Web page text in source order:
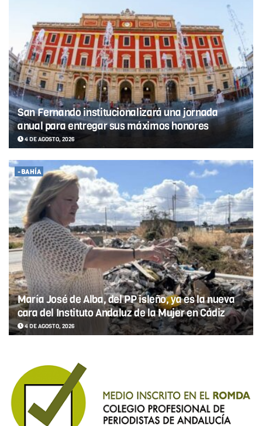
San Fernando institucionalizará una jornada
anual para entregar sus máximos honores
4 DE AGOSTO, 2026
-BAHÍA
María José de Alba, del PP isleño, ya es la nueva
cara del Instituto Andaluz de la Mujer en Cádiz
4 DE AGOSTO, 2026